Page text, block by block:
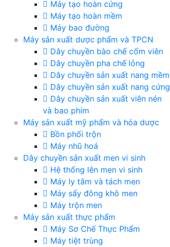
Máy tạo hoàn cứng
Máy tạo hoàn mềm
Máy bao đường
Máy sản xuất dược phẩm và TPCN
Dây chuyền bào chế cốm viên
Dây chuyền pha chế lỏng
Dây chuyền sản xuất nang mềm
Dây chuyền sản xuất nang cứng
Dây chuyền sản xuất viên nén
và bao phim
Máy sản xuất mỹ phẩm và hóa dược
Bồn phối trộn
Máy nhũ hoá
Dây chuyền sản xuất men vi sinh
Hệ thống lên men vi sinh
Máy ly tâm và tách men
Máy sấy đông khô men
Máy trộn men
Máy sản xuất thực phẩm
Máy Sơ Chế Thực Phẩm
Máy tiệt trùng